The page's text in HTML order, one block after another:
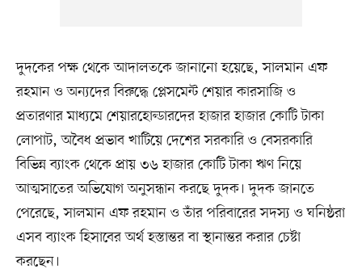
দুদকের পক্ষ থেকে আদালতকে জানানো হয়েছে, সালমান এফ
রহমান ও অন্যদের বিরুদ্ধে প্লেসমেন্ট শেয়ার কারসাজি ও
প্রতারণার মাধ্যমে শেয়ারহোল্ডারদের হাজার হাজার কোটি টাকা
লোপাট, অবৈধ প্রভাব খাটিয়ে দেশের সরকারি ও বেসরকারি
বিভিন্ন ব্যাংক থেকে প্রায় ৩৬ হাজার কোটি টাকা ঋণ নিয়ে
আত্মসাতের অভিযোগ অনুসন্ধান করছে দুদক। দুদক জানতে
পেরেছে, সালমান এফ রহমান ও তাঁর পরিবারের সদস্য ও ঘনিষ্ঠরা
এসব ব্যাংক হিসাবের অর্থ হস্তান্তর বা স্থানান্তর করার চেষ্টা
করছেন।